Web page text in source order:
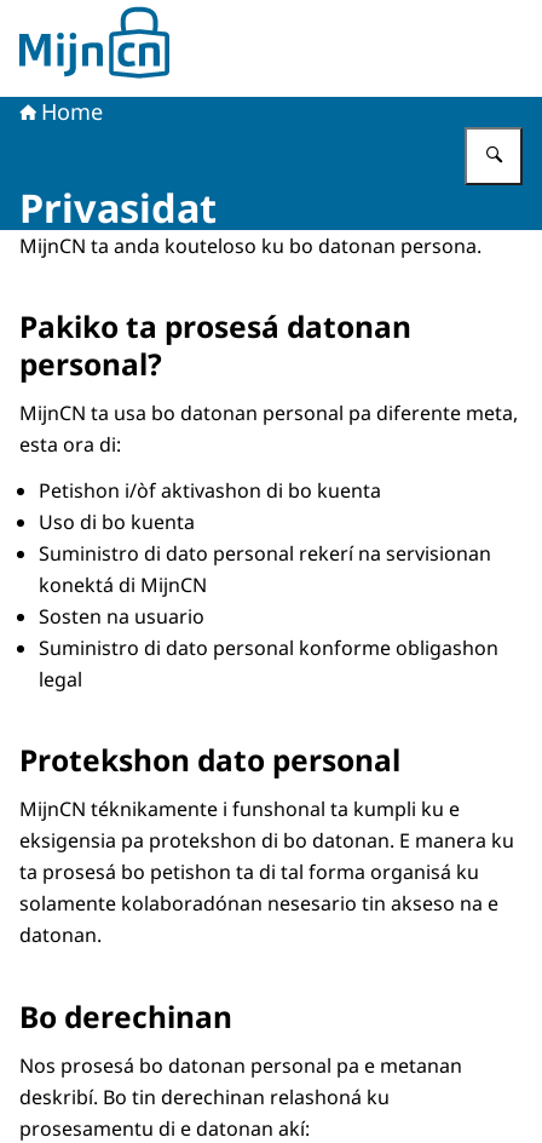
bai homepage di MijnCN
Home
Privasidat
MijnCN ta anda kouteloso ku bo datonan persona.
Pakiko ta prosesá datonan
personal?
MijnCN ta usa bo datonan personal pa diferente meta,
esta ora di:
Petishon i/òf aktivashon di bo kuenta
Uso di bo kuenta
Suministro di dato personal rekerí na servisionan
konektá di MijnCN
Sosten na usuario
Suministro di dato personal konforme obligashon
legal
Protekshon dato personal
MijnCN téknikamente i funshonal ta kumpli ku e
eksigensia pa protekshon di bo datonan. E manera ku
ta prosesá bo petishon ta di tal forma organisá ku
solamente kolaboradónan nesesario tin akseso na e
datonan.
Bo derechinan
Nos prosesá bo datonan personal pa e metanan
deskribí. Bo tin derechinan relashoná ku
prosesamentu di e datonan akí: